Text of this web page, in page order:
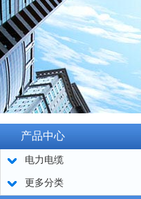
产品中心
电力电缆
更多分类